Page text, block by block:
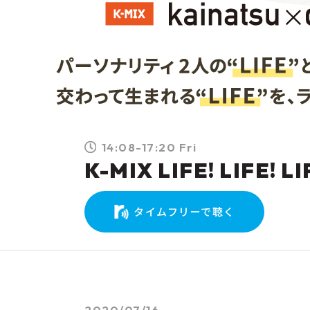
14:08-17:20 Fri
K-MIX LIFE! LIFE!
タイムフリーで聴く